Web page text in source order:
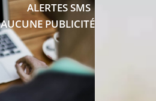
ALERTES SMS
AUCUNE PUBLICITÉ